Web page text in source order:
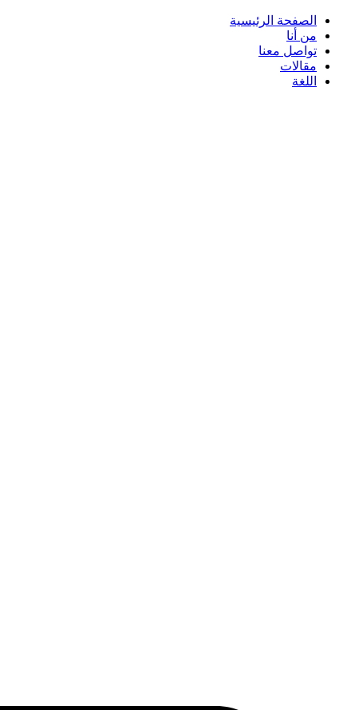
الصفحة الرئيسية
من أنا
تواصل معنا
مقالات
اللغة